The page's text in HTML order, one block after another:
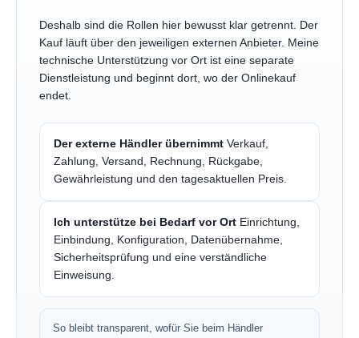
Deshalb sind die Rollen hier bewusst klar getrennt. Der
Kauf läuft über den jeweiligen externen Anbieter. Meine
technische Unterstützung vor Ort ist eine separate
Dienstleistung und beginnt dort, wo der Onlinekauf
endet.
Der externe Händler übernimmt Verkauf,
Zahlung, Versand, Rechnung, Rückgabe,
Gewährleistung und den tagesaktuellen Preis.
Ich unterstütze bei Bedarf vor Ort Einrichtung,
Einbindung, Konfiguration, Datenübernahme,
Sicherheitsprüfung und eine verständliche
Einweisung.
So bleibt transparent, wofür Sie beim Händler